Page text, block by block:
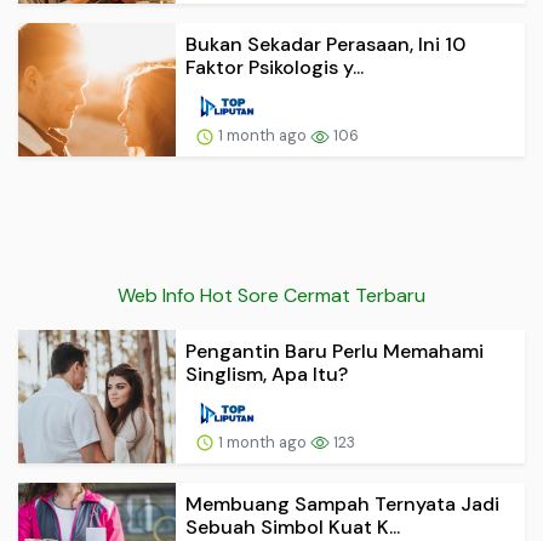
Bukan Sekadar Perasaan, Ini 10
Faktor Psikologis y...
1 month ago 106
Web Info Hot Sore Cermat Terbaru
Pengantin Baru Perlu Memahami
Singlism, Apa Itu?
1 month ago 123
Membuang Sampah Ternyata Jadi
Sebuah Simbol Kuat K...